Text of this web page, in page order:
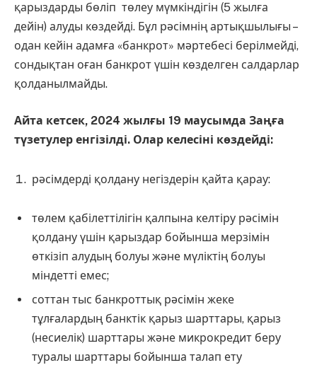
қарыздарды бөліп төлеу мүмкіндігін (5 жылға
дейін) алуды көздейді. Бұл рәсімнің артықшылығы –
одан кейін адамға «банкрот» мәртебесі берілмейді,
сондықтан оған банкрот үшін көзделген салдарлар
қолданылмайды.
Айта кетсек, 2024 жылғы 19 маусымда Заңға
түзетулер енгізілді. Олар келесіні көздейді:
рәсімдерді қолдану негіздерін қайта қарау:
төлем қабілеттілігін қалпына келтіру рәсімін
қолдану үшін қарыздар бойынша мерзімін
өткізіп алудың болуы және мүліктің болуы
міндетті емес;
соттан тыс банкроттық рәсімін жеке
тұлғалардың банктік қарыз шарттары, қарыз
(несиелік) шарттары және микрокредит беру
туралы шарттары бойынша талап ету